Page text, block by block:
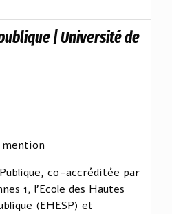
| Université de
co-accréditée par
1, l'Ecole des Hautes
(EHESP) et